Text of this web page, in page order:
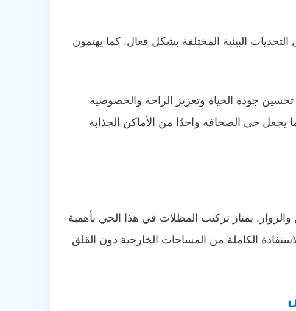
البيئية المختلفة بشكل فعال. كما يهتمون
جودة الحياة وتعزيز الراحة والخصوصية
يجعل حي الصحافة واحدًا من الأماكن الجذابة
يمتاز تركيب المظلات في هذا الحي بأهمية
الكاملة من المساحات الخارجية دون القلق